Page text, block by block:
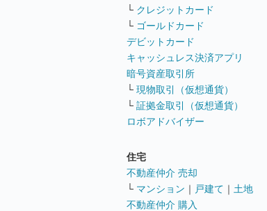
└ クレジットカード
└ ゴールドカード
デビットカード
キャッシュレス決済アプリ
暗号資産取引所
└ 現物取引（仮想通貨）
└ 証拠金取引（仮想通貨）
ロボアドバイザー
住宅
不動産仲介 売却
└ マンション ｜ 戸建て ｜ 土地
不動産仲介 購入